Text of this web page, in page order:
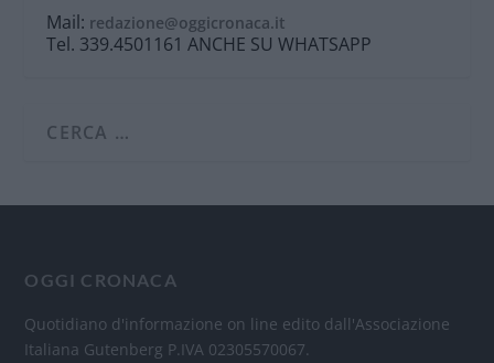
Mail: redazione@oggicronaca.it
Tel. 339.4501161 ANCHE SU WHATSAPP
OGGI CRONACA
Quotidiano d'informazione on line edito dall'Associazione
Italiana Gutenberg P.IVA 02305570067.